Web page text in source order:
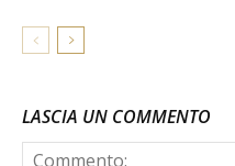
LASCIA UN COMMENTO